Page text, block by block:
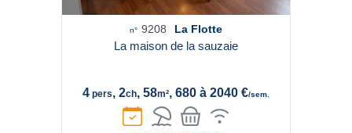
n° 9208 La Flotte
La maison de la sauzaie
4 pers, 2ch, 58m², 680 à 2040 €/sem.